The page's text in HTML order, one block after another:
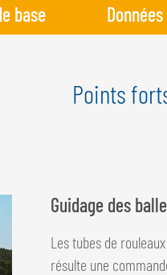
base
Points
Guidage des
Les tubes de
résulte une